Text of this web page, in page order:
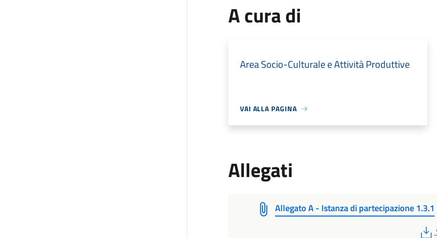
A cura di
Area Socio-Culturale e Attività Produttive
VAI ALLA PAGINA
Allegati
Allegato A - Istanza di partecipazione 1.3.1